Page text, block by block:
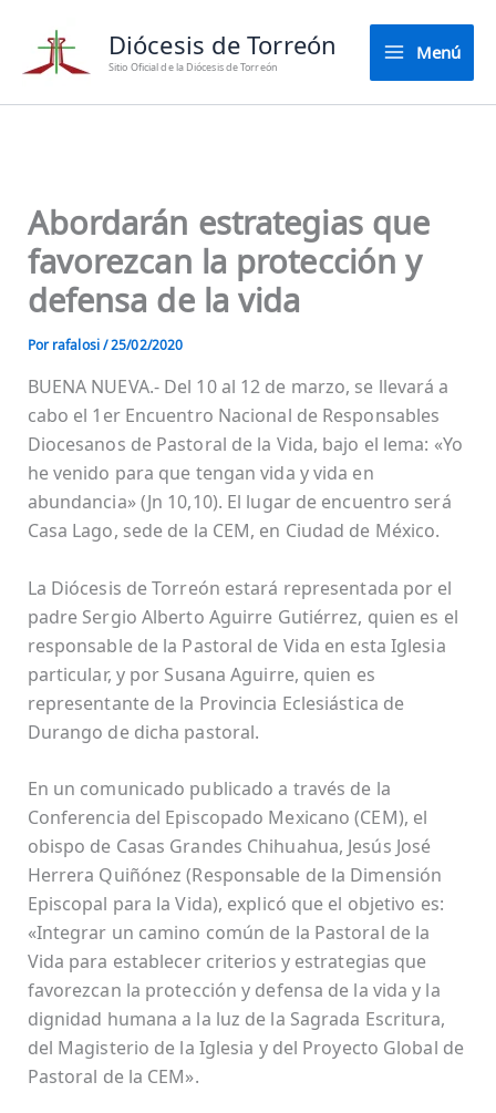
contenido
Diócesis de Torreón
Sitio Oficial de la Diócesis de Torreón
Menú
Abordarán estrategias que
favorezcan la protección y
defensa de la vida
Porrafalosi/25/02/2020
BUENA NUEVA.- Del 10 al 12 de marzo, se llevará a
cabo el 1er Encuentro Nacional de Responsables
Diocesanos de Pastoral de la Vida, bajo el lema: «Yo
he venido para que tengan vida y vida en
abundancia» (Jn 10,10). El lugar de encuentro será
Casa Lago, sede de la CEM, en Ciudad de México.
La Diócesis de Torreón estará representada por el
padre Sergio Alberto Aguirre Gutiérrez, quien es el
responsable de la Pastoral de Vida en esta Iglesia
particular, y por Susana Aguirre, quien es
representante de la Provincia Eclesiástica de
Durango de dicha pastoral.
En un comunicado publicado a través de la
Conferencia del Episcopado Mexicano (CEM), el
obispo de Casas Grandes Chihuahua, Jesús José
Herrera Quiñónez (Responsable de la Dimensión
Episcopal para la Vida), explicó que el objetivo es:
«Integrar un camino común de la Pastoral de la
Vida para establecer criterios y estrategias que
favorezcan la protección y defensa de la vida y la
dignidad humana a la luz de la Sagrada Escritura,
del Magisterio de la Iglesia y del Proyecto Global de
Pastoral de la CEM».